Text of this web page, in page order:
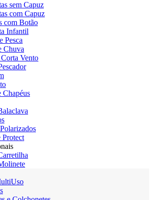
sem Capuz
com Capuz
com Botão
Infantil
Pesca
Chuva
Corta Vento
Chapéus
Protect